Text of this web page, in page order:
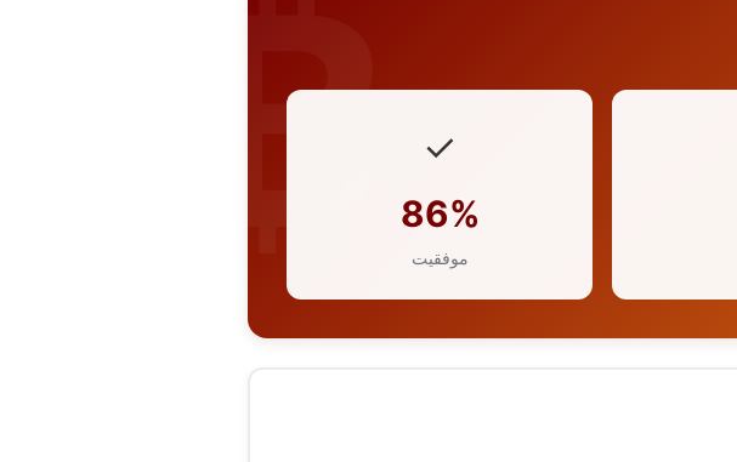
✓
86%
موفقیت